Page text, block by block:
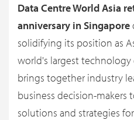
Data Centre World Asia
anniversary in Singapore
solidifying its position as
world's largest technology
brings together industry
business decision-
solutions and strategies